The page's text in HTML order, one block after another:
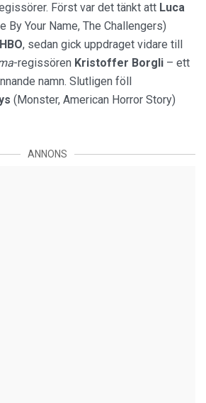
Först var det tänkt att Luca
By Your Name, The Challengers)
HBO, sedan gick uppdraget vidare till
-regissören Kristoffer Borgli – ett
namn. Slutligen föll
(Monster, American Horror Story)
ANNONS